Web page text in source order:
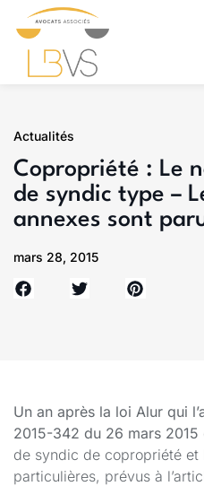
Actualités
Copropriété : Le
de syndic type –
annexes sont
mars 28, 2015
Un an après la loi Alur qui
2015-342 du 26 mars 2015
de syndic de copropriété et
particulières, prévus à